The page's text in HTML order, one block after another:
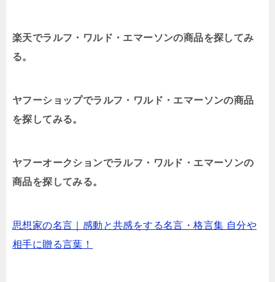
楽天でラルフ・ワルド・エマーソンの商品を探してみ
る。
ヤフーショップでラルフ・ワルド・エマーソンの商品
を探してみる。
ヤフーオークションでラルフ・ワルド・エマーソンの
商品を探してみる。
思想家の名言｜感動と共感をする名言・格言集 自分や
相手に贈る言葉！